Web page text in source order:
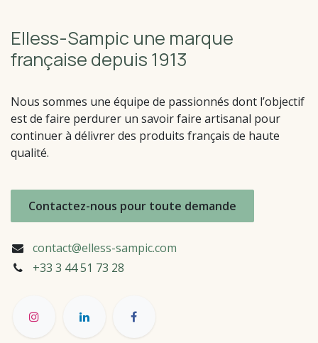
Elless-Sampic une marque
française depuis 1913
Nous sommes une équipe de passionnés dont l’objectif
est de faire perdurer un savoir faire artisanal pour
continuer à délivrer des produits français de haute
qualité.
Contactez-nous pour toute demande
contact@elless-sampic.com
+33 3 44 51 73 28